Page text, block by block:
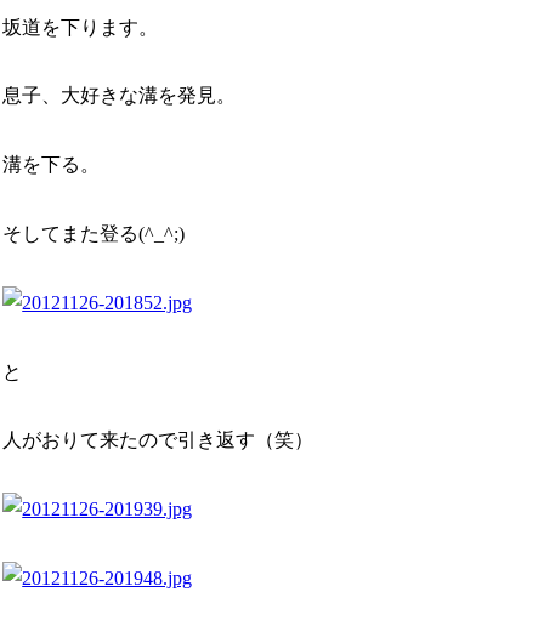
坂道を下ります。
息子、大好きな溝を発見。
溝を下る。
そしてまた登る(^_^;)
と
人がおりて来たので引き返す（笑）